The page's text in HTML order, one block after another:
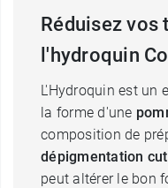
Réduisez vos
l'hydroquin
L'Hydroquin est un
la forme d'une
composition de
dépigmentation
peut altérer le bon